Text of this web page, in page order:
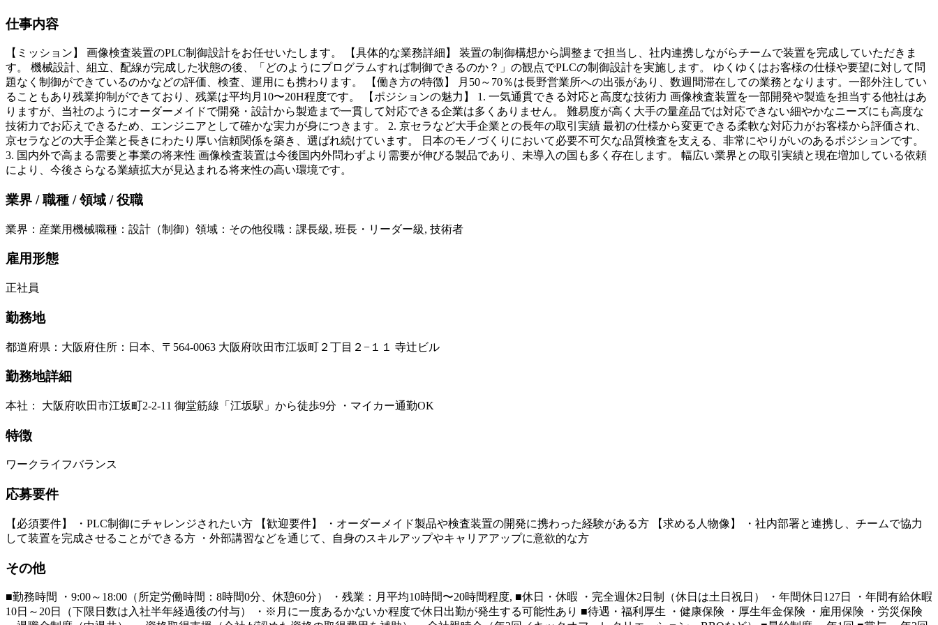
仕事内容
【ミッション】 画像検査装置のPLC制御設計をお任せいたします。 【具体的な業務詳細】 装置の制御構想から調整まで担当し、社内連携しながらチームで装置を完成していただきま
す。 機械設計、組立、配線が完成した状態の後、「どのようにプログラムすれば制御できるのか？」の観点でPLCの制御設計を実施します。 ゆくゆくはお客様の仕様や要望に対して問
題なく制御ができているのかなどの評価、検査、運用にも携わります。 【働き方の特徴】 月50～70％は長野営業所への出張があり、数週間滞在しての業務となります。一部外注してい
ることもあり残業抑制ができており、残業は平均月10〜20H程度です。 【ポジションの魅力】 1. 一気通貫できる対応と高度な技術力 画像検査装置を一部開発や製造を担当する他社はあ
りますが、当社のようにオーダーメイドで開発・設計から製造まで一貫して対応できる企業は多くありません。 難易度が高く大手の量産品では対応できない細やかなニーズにも高度な
技術力でお応えできるため、エンジニアとして確かな実力が身につきます。 2. 京セラなど大手企業との長年の取引実績 最初の仕様から変更できる柔軟な対応力がお客様から評価され、
京セラなどの大手企業と長きにわたり厚い信頼関係を築き、選ばれ続けています。 日本のモノづくりにおいて必要不可欠な品質検査を支える、非常にやりがいのあるポジションです。
3. 国内外で高まる需要と事業の将来性 画像検査装置は今後国内外問わずより需要が伸びる製品であり、未導入の国も多く存在します。 幅広い業界との取引実績と現在増加している依頼
により、今後さらなる業績拡大が見込まれる将来性の高い環境です。
業界 / 職種 / 領域 / 役職
業界 ： 産業用機械職種 ： 設計（制御） 領域 ： その他役職 ： 課長級, 班長・リーダー級, 技術者
雇用形態
正社員
勤務地
都道府県 ： 大阪府住所 ： 日本、〒564-0063 大阪府吹田市江坂町２丁目２−１１ 寺辻ビル
勤務地詳細
本社： 大阪府吹田市江坂町2-2-11 御堂筋線「江坂駅」から徒歩9分 ・マイカー通勤OK
特徴
ワークライフバランス
応募要件
【必須要件】 ・PLC制御にチャレンジされたい方 【歓迎要件】 ・オーダーメイド製品や検査装置の開発に携わった経験がある方 【求める人物像】 ・社内部署と連携し、チームで協力
して装置を完成させることができる方 ・外部講習などを通じて、自身のスキルアップやキャリアアップに意欲的な方
その他
■勤務時間 ・9:00～18:00（所定労働時間：8時間0分、休憩60分） ・残業：月平均10時間〜20時間程度, ■休日・休暇 ・完全週休2日制（休日は土日祝日） ・年間休日127日 ・年間有給休暇
10日～20日（下限日数は入社半年経過後の付与） ・※月に一度あるかないか程度で休日出勤が発生する可能性あり ■待遇・福利厚生 ・健康保険 ・厚生年金保険 ・雇用保険 ・労災保険